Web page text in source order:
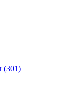
(301)